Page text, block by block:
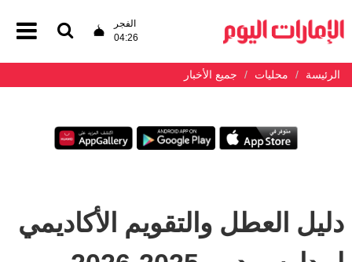
الفجر
04:26
الرئيسة محليات جميع الأخبار
دليل العطل والتقويم الأكاديمي